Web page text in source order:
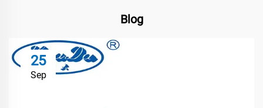
Blog
25
Sep